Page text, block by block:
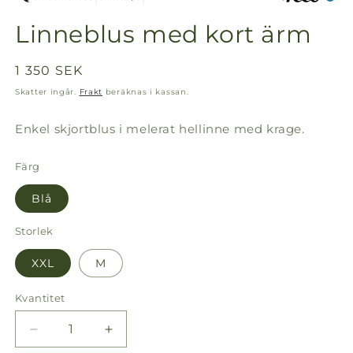
Linneblus med kort ärm
Ordinarie
pris
1 350 SEK
Skatter ingår. Frakt beräknas i kassan.
Enkel skjortblus i melerat hellinne med krage.
Färg
Blå
Storlek
XXL M
Kvantitet
Kvantitet
Minska
Öka